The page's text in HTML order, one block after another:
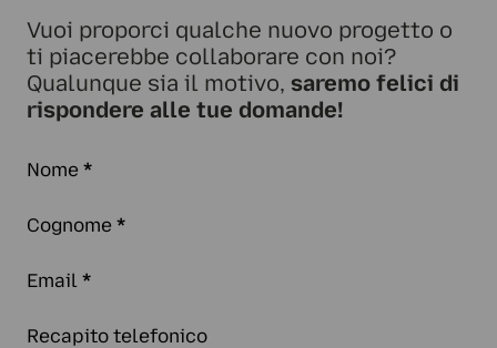
Vuoi proporci qualche nuovo progetto o
ti piacerebbe collaborare con noi?
Qualunque sia il motivo, saremo felici di
rispondere alle tue domande!
Nome *
Cognome *
Email *
Recapito telefonico